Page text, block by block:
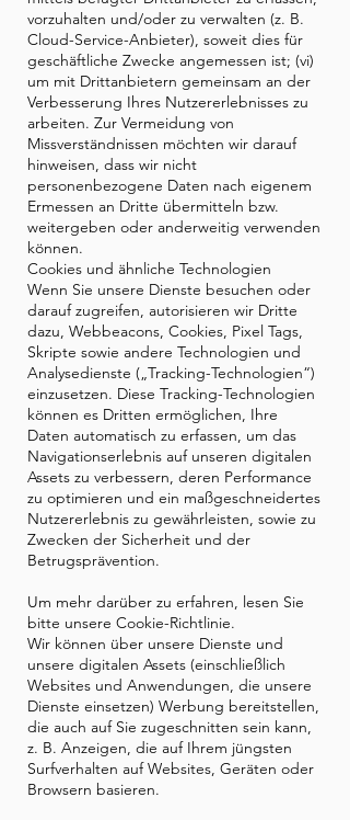
vorzuhalten und/oder zu verwalten (z. B.
Cloud-Service-Anbieter), soweit dies für
geschäftliche Zwecke angemessen ist; (vi)
um mit Drittanbietern gemeinsam an der
Verbesserung Ihres Nutzererlebnisses zu
arbeiten. Zur Vermeidung von
Missverständnissen möchten wir darauf
hinweisen, dass wir nicht
personenbezogene Daten nach eigenem
Ermessen an Dritte übermitteln bzw.
weitergeben oder anderweitig verwenden
können.
Cookies und ähnliche Technologien
Wenn Sie unsere Dienste besuchen oder
darauf zugreifen, autorisieren wir Dritte
dazu, Webbeacons, Cookies, Pixel Tags,
Skripte sowie andere Technologien und
Analysedienste („Tracking-Technologien“)
einzusetzen. Diese Tracking-Technologien
können es Dritten ermöglichen, Ihre
Daten automatisch zu erfassen, um das
Navigationserlebnis auf unseren digitalen
Assets zu verbessern, deren Performance
zu optimieren und ein maßgeschneidertes
Nutzererlebnis zu gewährleisten, sowie zu
Zwecken der Sicherheit und der
Betrugsprävention.
Um mehr darüber zu erfahren, lesen Sie
bitte unsere Cookie-Richtlinie.
Wir können über unsere Dienste und
unsere digitalen Assets (einschließlich
Websites und Anwendungen, die unsere
Dienste einsetzen) Werbung bereitstellen,
die auch auf Sie zugeschnitten sein kann,
z. B. Anzeigen, die auf Ihrem jüngsten
Surfverhalten auf Websites, Geräten oder
Browsern basieren.